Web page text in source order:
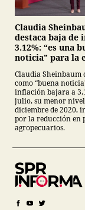
Claudia
destaca baja de
3.12%: “es una
noticia” para la
Claudia Sheinbaum
como “buena
inflación bajara a
julio, su menor nivel
diciembre de 2020,
por la reducción en
agropecuarios.